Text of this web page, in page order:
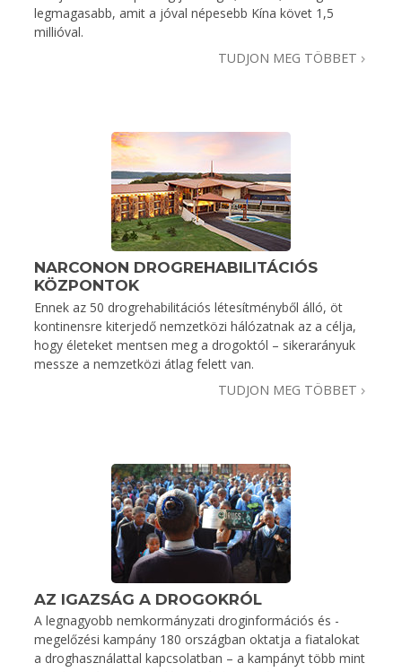
legmagasabb, amit a jóval népesebb Kína követ 1,5
millióval.
TUDJON MEG TÖBBET
NARCONON DROGREHABILITÁCIÓS
KÖZPONTOK
Ennek az 50 drogrehabilitációs létesítményből álló, öt
kontinensre kiterjedő nemzetközi hálózatnak az a célja,
hogy életeket mentsen meg a drogoktól – sikerarányuk
messze a nemzetközi átlag felett van.
TUDJON MEG TÖBBET
AZ IGAZSÁG A DROGOKRÓL
A legnagyobb nemkormányzati droginformációs és -
megelőzési kampány 180 országban oktatja a fiatalokat
a droghasználattal kapcsolatban – a kampányt több mint